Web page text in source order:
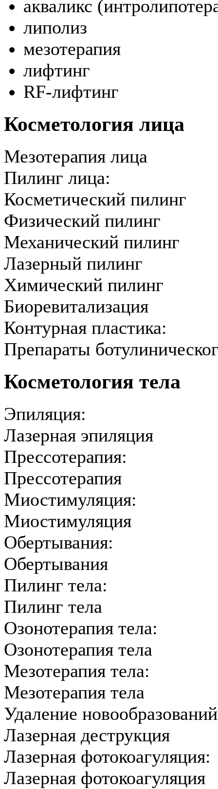
акваликс
липолиз
мезотерапия
лифтинг
RF-лифтинг
Косметология лица
Мезотерапия лица
Пилинг лица:
Косметический пилинг
Физический пилинг
Механический пилинг
Лазерный пилинг
Химический пилинг
Биоревитализация
Контурная пластика:
Препараты
Косметология тела
Эпиляция:
Лазерная эпиляция
Прессотерапия:
Прессотерапия
Миостимуляция:
Миостимуляция
Обертывания:
Обертывания
Пилинг тела:
Пилинг тела
Озонотерапия тела:
Озонотерапия тела
Мезотерапия тела:
Мезотерапия тела
Удаление
Лазерная деструкция
Лазерная фотокоагуляция:
Лазерная фотокоагуляция